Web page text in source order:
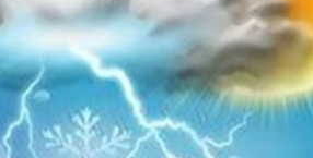
ا
م
ی